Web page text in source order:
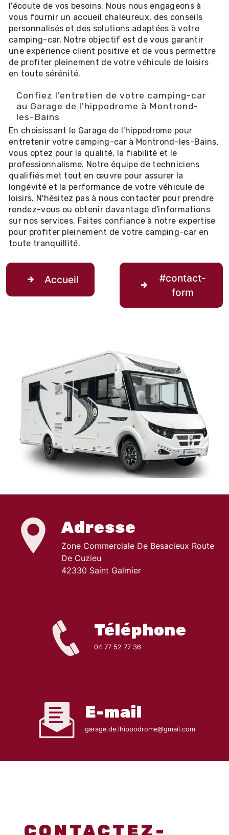
l'écoute de vos besoins. Nous nous engageons à
vous fournir un accueil chaleureux, des conseils
personnalisés et des solutions adaptées à votre
camping-car. Notre objectif est de vous garantir
une expérience client positive et de vous permettre
de profiter pleinement de votre véhicule de loisirs
en toute sérénité.
Confiez l'entretien de votre camping-car
au Garage de l'hippodrome à Montrond-
les-Bains
En choisissant le Garage de l'hippodrome pour
entretenir votre camping-car à Montrond-les-Bains,
vous optez pour la qualité, la fiabilité et le
professionnalisme. Notre équipe de techniciens
qualifiés met tout en œuvre pour assurer la
longévité et la performance de votre véhicule de
loisirs. N'hésitez pas à nous contacter pour prendre
rendez-vous ou obtenir davantage d'informations
sur nos services. Faites confiance à notre expertise
pour profiter pleinement de votre camping-car en
toute tranquillité.
Accueil
#contact-
form
Adresse
Zone Commerciale De Besacieux Route
De Cuzieu
42330 Saint Galmier
Téléphone
04 77 52 77 36
E-mail
garage.de.lhippodrome@gmail.com